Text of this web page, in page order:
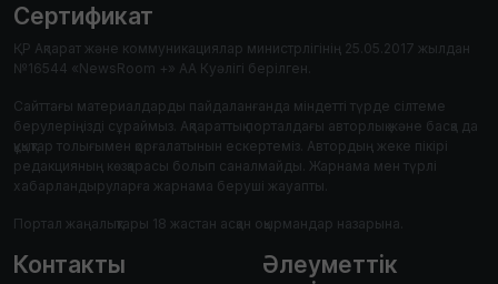
Сертификат
ҚР Ақпарат және коммуникациялар министрлігінің 25.05.2017 жылдан
№16544 «NewsRoom +» АА Куәлігі берілген.
Сайттағы материалдарды пайдаланғанда міндетті түрде сілтеме
берулеріңізді сұраймыз. Ақпараттық порталдағы авторлық және басқа да
құқықтар толығымен қорғалатынын ескертеміз. Автордың жеке пікірі
редакцияның көзқарасы болып саналмайды. Жарнама мен түрлі
хабарландыруларға жарнама беруші жауапты.
Портал жаңалықтары 18 жастан асқан оқырмандар назарына.
Контакты
Әлеуметтік